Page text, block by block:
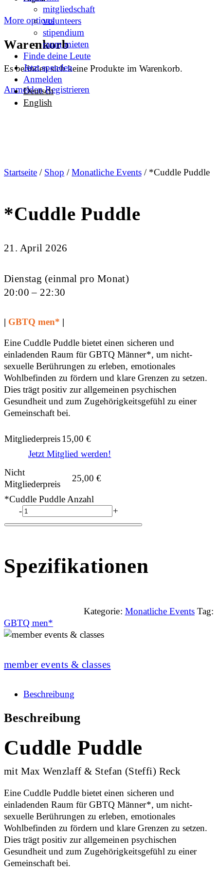
More options
Warenkorb
Es befinden sich keine Produkte im Warenkorb.
Anmelden Registrieren
mitgliedschaft
volunteers
stipendium
raum mieten
Finde deine Leute
Jetzt spenden
Anmelden
Deutsch
English
Startseite / Shop /Monatliche Events/ *Cuddle Puddle
*Cuddle Puddle
21. April 2026
Dienstag (einmal pro Monat)
20:00 – 22:30
| GBTQ men* |
Eine Cuddle Puddle bietet einen sicheren und
einladenden Raum für GBTQ Männer*, um nicht-
sexuelle Berührungen zu erleben, emotionales
Wohlbefinden zu fördern und klare Grenzen zu setzen.
Dies trägt positiv zur allgemeinen psychischen
Gesundheit und zum Zugehörigkeitsgefühl zu einer
Gemeinschaft bei.
Mitgliederpreis15,00€
Jetzt Mitglied werden!
Nicht
Mitgliederpreis
25,00€
*Cuddle Puddle Anzahl
-
+
Spezifikationen
Kategorie: Monatliche Events Tag:
GBTQ men*
member events & classes
Beschreibung
Beschreibung
Cuddle Puddle
mit Max Wenzlaff & Stefan (Steffi) Reck
Eine Cuddle Puddle bietet einen sicheren und
einladenden Raum für GBTQ Männer*, um nicht-
sexuelle Berührungen zu erleben, emotionales
Wohlbefinden zu fördern und klare Grenzen zu setzen.
Dies trägt positiv zur allgemeinen psychischen
Gesundheit und zum Zugehörigkeitsgefühl zu einer
Gemeinschaft bei.